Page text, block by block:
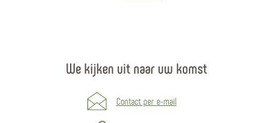
We kijken uit naar uw komst
Contact per e-mail